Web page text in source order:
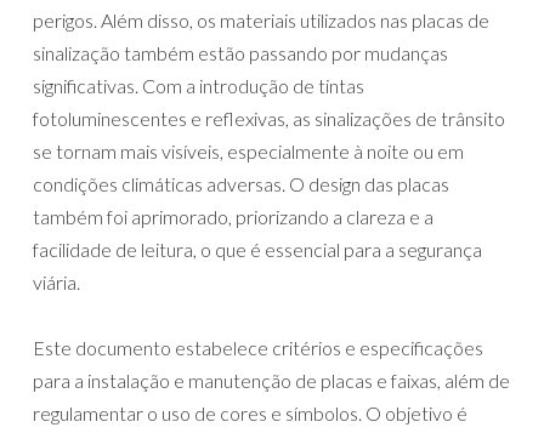
perigos. Além disso, os materiais utilizados nas placas de
sinalização também estão passando por mudanças
significativas. Com a introdução de tintas
fotoluminescentes e reflexivas, as sinalizações de trânsito
se tornam mais visíveis, especialmente à noite ou em
condições climáticas adversas. O design das placas
também foi aprimorado, priorizando a clareza e a
facilidade de leitura, o que é essencial para a segurança
viária.
Este documento estabelece critérios e especificações
para a instalação e manutenção de placas e faixas, além de
regulamentar o uso de cores e símbolos. O objetivo é